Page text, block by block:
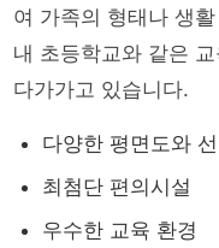
여 가족의 형태나 생
내 초등학교와 같은
다가가고 있습니다.
다양한 평면도와
최첨단 편의시설
우수한 교육 환경